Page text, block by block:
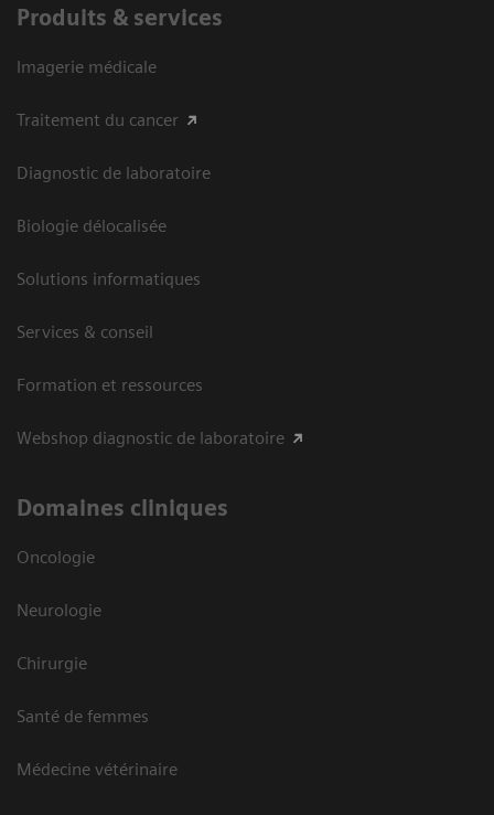
Produits & services
Imagerie médicale
Traitement du cancer
Diagnostic de laboratoire
Biologie délocalisée
Solutions informatiques
Services & conseil
Formation et ressources
Webshop diagnostic de laboratoire
Domaines cliniques
Oncologie
Neurologie
Chirurgie
Santé de femmes
Médecine vétérinaire